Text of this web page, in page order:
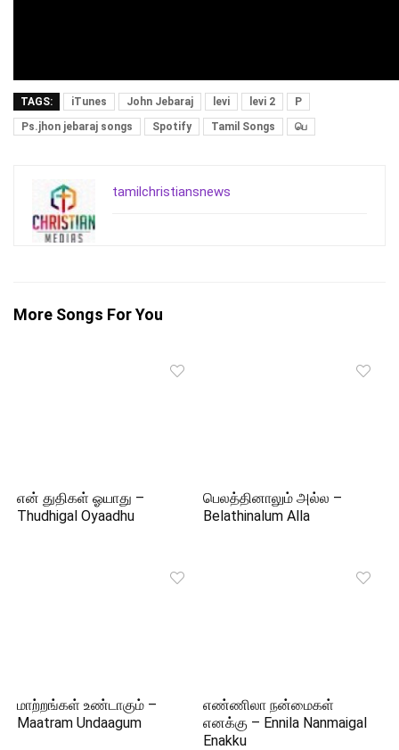
TAGS: iTunes John Jebaraj levi levi 2
P
Ps.jhon jebaraj songs
Spotify Tamil Songs பெ
tamilchristiansnews
More Songs For You
என் துதிகள் ஓயாது –
Thudhigal Oyaadhu
பெலத்தினாலும் அல்ல –
Belathinalum Alla
மாற்றங்கள் உண்டாகும் –
Maatram Undaagum
எண்ணிலா நன்மைகள்
எனக்கு – Ennila Nanmaigal
Enakku